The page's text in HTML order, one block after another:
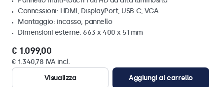
Connessioni: HDMI, DisplayPort, USB-C, VGA
Montaggio: incasso, pannello
Dimensioni esterne: 663 x 400 x 51 mm
€ 1.099,00
€ 1.340,78 IVA incl.
Visualizza
Aggiungi al carrello